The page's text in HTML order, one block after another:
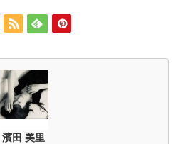
濱田 美里